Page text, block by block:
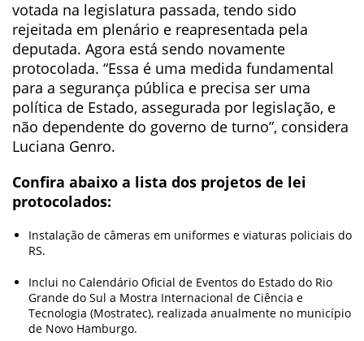
votada na legislatura passada, tendo sido
rejeitada em plenário e reapresentada pela
deputada. Agora está sendo novamente
protocolada. “Essa é uma medida fundamental
para a segurança pública e precisa ser uma
política de Estado, assegurada por legislação, e
não dependente do governo de turno”, considera
Luciana Genro.
Confira abaixo a lista dos projetos de lei
protocolados:
Instalação de câmeras em uniformes e viaturas policiais do
RS.
Inclui no Calendário Oficial de Eventos do Estado do Rio
Grande do Sul a Mostra Internacional de Ciência e
Tecnologia (Mostratec), realizada anualmente no município
de Novo Hamburgo.